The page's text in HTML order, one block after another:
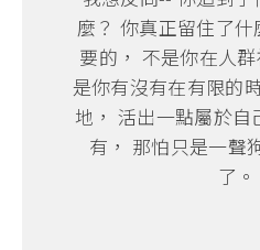
麼？ 你真正留住了
要的， 不是你在人
是你有沒有在有限的
地， 活出一點屬於自
有， 那怕只是一聲
了。